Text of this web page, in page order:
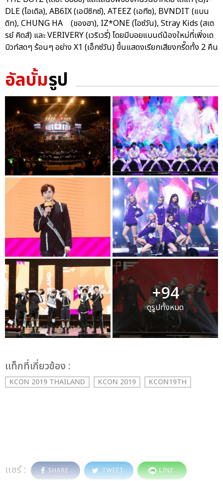
DLE (ไอเดิล), AB6IX (เอบีซิกซ์), ATEEZ (เอทีซ), BVNDIT (แบน
ดิท), CHUNG HA (ชองฮา), IZ*ONE (ไอซ์วัน), Stray Kids (สเต
รย์ คิดส์) และ VERIVERY (เวริเวรี่) โดยมีบอยแบนด์น้องใหม่ที่เพิ่งเด
บิวท์สดๆ ร้อนๆ อย่าง X1 (เอ็กซ์วัน) ขึ้นแสดงเรียกเสียงกรี๊ดทั้ง 2 คืน
อัลบั้มรูป
+94
ดูรูปทั้งหมด
เเท็กที่เกี่ยวข้อง :
KCON 2019 THAILAND KCON 2019 KCON19TH
แชร์ : SHARE TWEET LINE